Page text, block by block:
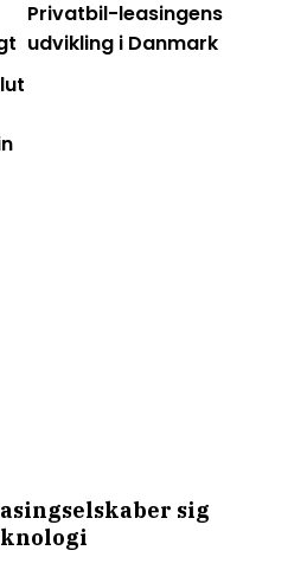
Privatbil-leasingens
udvikling i Danmark
sig